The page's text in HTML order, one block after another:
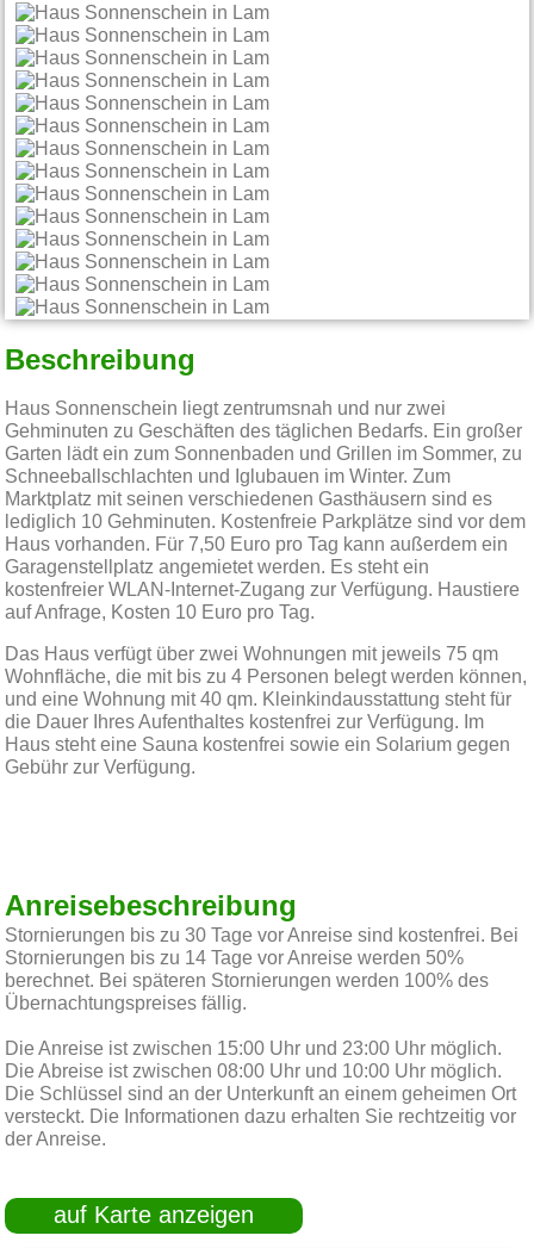
Beschreibung
Haus Sonnenschein liegt zentrumsnah und nur zwei
Gehminuten zu Geschäften des täglichen Bedarfs. Ein großer
Garten lädt ein zum Sonnenbaden und Grillen im Sommer, zu
Schneeballschlachten und Iglubauen im Winter. Zum
Marktplatz mit seinen verschiedenen Gasthäusern sind es
lediglich 10 Gehminuten. Kostenfreie Parkplätze sind vor dem
Haus vorhanden. Für 7,50 Euro pro Tag kann außerdem ein
Garagenstellplatz angemietet werden. Es steht ein
kostenfreier WLAN-Internet-Zugang zur Verfügung. Haustiere
auf Anfrage, Kosten 10 Euro pro Tag.
Das Haus verfügt über zwei Wohnungen mit jeweils 75 qm
Wohnfläche, die mit bis zu 4 Personen belegt werden können,
und eine Wohnung mit 40 qm. Kleinkindausstattung steht für
die Dauer Ihres Aufenthaltes kostenfrei zur Verfügung. Im
Haus steht eine Sauna kostenfrei sowie ein Solarium gegen
Gebühr zur Verfügung.
Anreisebeschreibung
Stornierungen bis zu 30 Tage vor Anreise sind kostenfrei. Bei
Stornierungen bis zu 14 Tage vor Anreise werden 50%
berechnet. Bei späteren Stornierungen werden 100% des
Übernachtungspreises fällig.
Die Anreise ist zwischen 15:00 Uhr und 23:00 Uhr möglich.
Die Abreise ist zwischen 08:00 Uhr und 10:00 Uhr möglich.
Die Schlüssel sind an der Unterkunft an einem geheimen Ort
versteckt. Die Informationen dazu erhalten Sie rechtzeitig vor
der Anreise.
auf Karte anzeigen